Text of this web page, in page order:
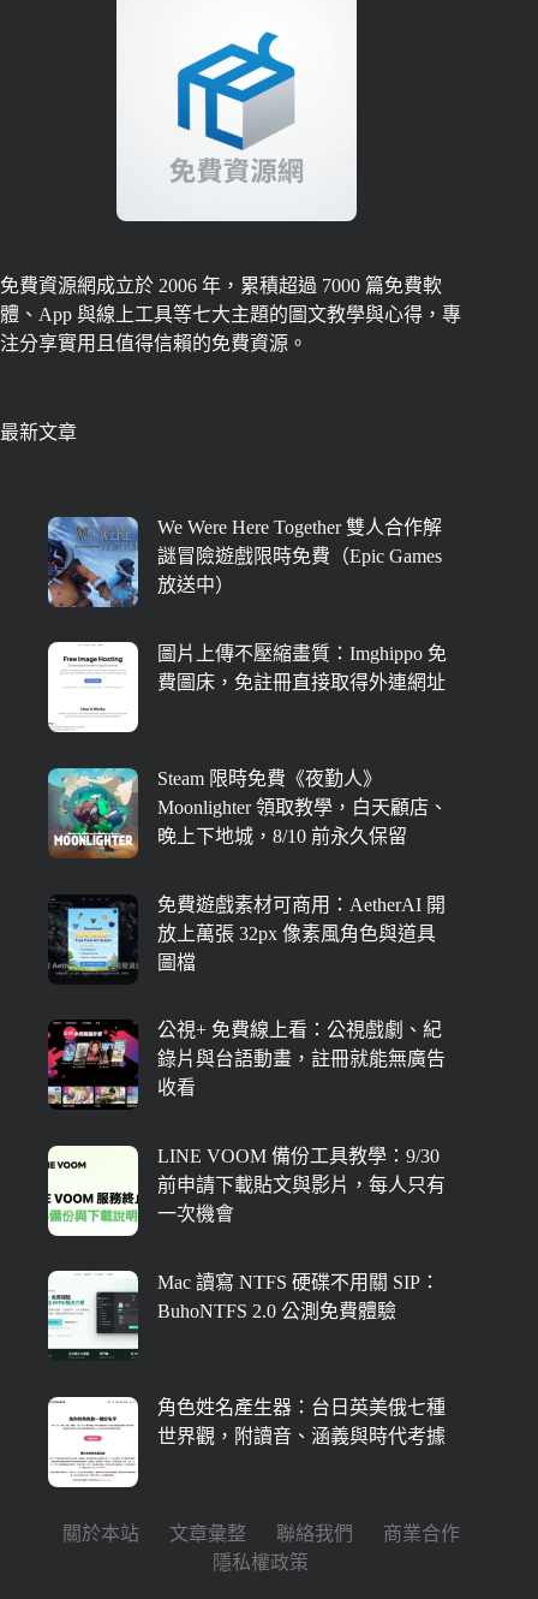
免費資源網成立於 2006 年，累積超過 7000 篇免費軟
體、App 與線上工具等七大主題的圖文教學與心得，專
注分享實用且值得信賴的免費資源。
最新文章
We Were Here Together 雙人合作解
謎冒險遊戲限時免費（Epic Games
放送中）
圖片上傳不壓縮畫質：Imghippo 免
費圖床，免註冊直接取得外連網址
Steam 限時免費《夜勤人》
Moonlighter 領取教學，白天顧店、
晚上下地城，8/10 前永久保留
免費遊戲素材可商用：AetherAI 開
放上萬張 32px 像素風角色與道具
圖檔
公視+ 免費線上看：公視戲劇、紀
錄片與台語動畫，註冊就能無廣告
收看
LINE VOOM 備份工具教學：9/30
前申請下載貼文與影片，每人只有
一次機會
Mac 讀寫 NTFS 硬碟不用關 SIP：
BuhoNTFS 2.0 公測免費體驗
角色姓名產生器：台日英美俄七種
世界觀，附讀音、涵義與時代考據
關於本站 文章彙整 聯絡我們
商業合作
隱私權政策